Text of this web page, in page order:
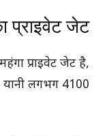
प्राइवेट जेट
प्राइवेट जेट है,
यानी लगभग 4100